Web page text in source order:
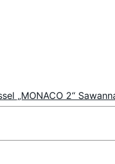
„MONACO 2“